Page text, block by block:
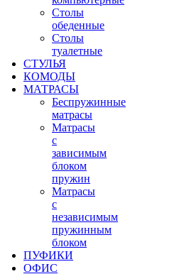
Столы
обеденные
Столы
туалетные
СТУЛЬЯ
КОМОДЫ
МАТРАСЫ
Беспружинные
матрасы
Матрасы
с
зависимым
блоком
пружин
Матрасы
с
независимым
пружинным
блоком
ПУФИКИ
ОФИС